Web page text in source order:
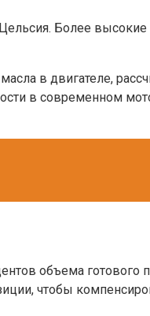
Более высокие
в двигателе,
в современном
объема готового
чтобы